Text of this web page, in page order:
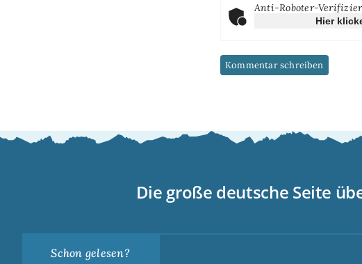
Anti-Roboter-
Hier
Die große deutsche Seite
Schon gelesen?